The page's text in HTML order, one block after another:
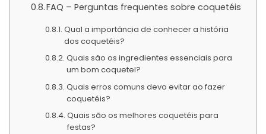
FAQ – Perguntas frequentes sobre coquetéis
Qual a importância de conhecer a história
dos coquetéis?
Quais são os ingredientes essenciais para
um bom coquetel?
Quais erros comuns devo evitar ao fazer
coquetéis?
Quais são os melhores coquetéis para
festas?